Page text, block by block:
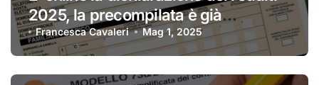
2025, la precompilata è già
disponibile
Francesca Cavaleri Mag 1, 2025